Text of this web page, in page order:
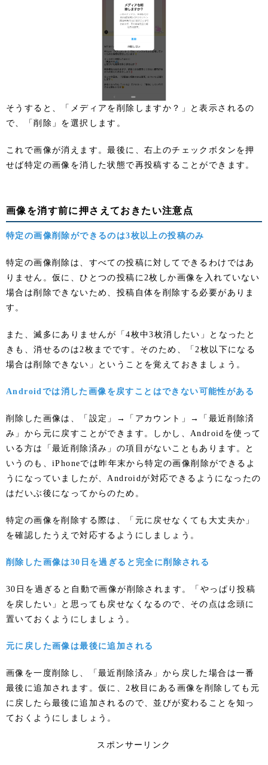
そうすると、「メディアを削除しますか？」と表示されるの
で、「削除」を選択します。
これで画像が消えます。最後に、右上のチェックボタンを押
せば特定の画像を消した状態で再投稿することができます。
画像を消す前に押さえておきたい注意点
特定の画像削除ができるのは3枚以上の投稿のみ
特定の画像削除は、すべての投稿に対してできるわけではあ
りません。仮に、ひとつの投稿に2枚しか画像を入れていない
場合は削除できないため、投稿自体を削除する必要がありま
す。
また、滅多にありませんが「4枚中3枚消したい」となったと
きも、消せるのは2枚までです。そのため、「2枚以下になる
場合は削除できない」ということを覚えておきましょう。
Androidでは消した画像を戻すことはできない可能性がある
削除した画像は、「設定」→「アカウント」→「最近削除済
み」から元に戻すことができます。しかし、Androidを使って
いる方は「最近削除済み」の項目がないこともあります。と
いうのも、iPhoneでは昨年末から特定の画像削除ができるよ
うになっていましたが、Androidが対応できるようになったの
はだいぶ後になってからのため。
特定の画像を削除する際は、「元に戻せなくても大丈夫か」
を確認したうえで対応するようにしましょう。
削除した画像は30日を過ぎると完全に削除される
30日を過ぎると自動で画像が削除されます。「やっぱり投稿
を戻したい」と思っても戻せなくなるので、その点は念頭に
置いておくようにしましょう。
元に戻した画像は最後に追加される
画像を一度削除し、「最近削除済み」から戻した場合は一番
最後に追加されます。仮に、2枚目にある画像を削除しても元
に戻したら最後に追加されるので、並びが変わることを知っ
ておくようにしましょう。
スポンサーリンク